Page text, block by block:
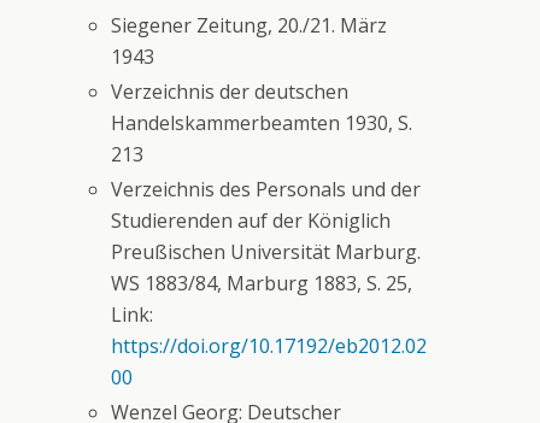
Siegener Zeitung, 20./21. März
1943
Verzeichnis der deutschen
Handelskammerbeamten 1930, S.
213
Verzeichnis des Personals und der
Studierenden auf der Königlich
Preußischen Universität Marburg.
WS 1883/84, Marburg 1883, S. 25,
Link:
https://doi.org/10.17192/eb2012.02
00
Wenzel Georg: Deutscher